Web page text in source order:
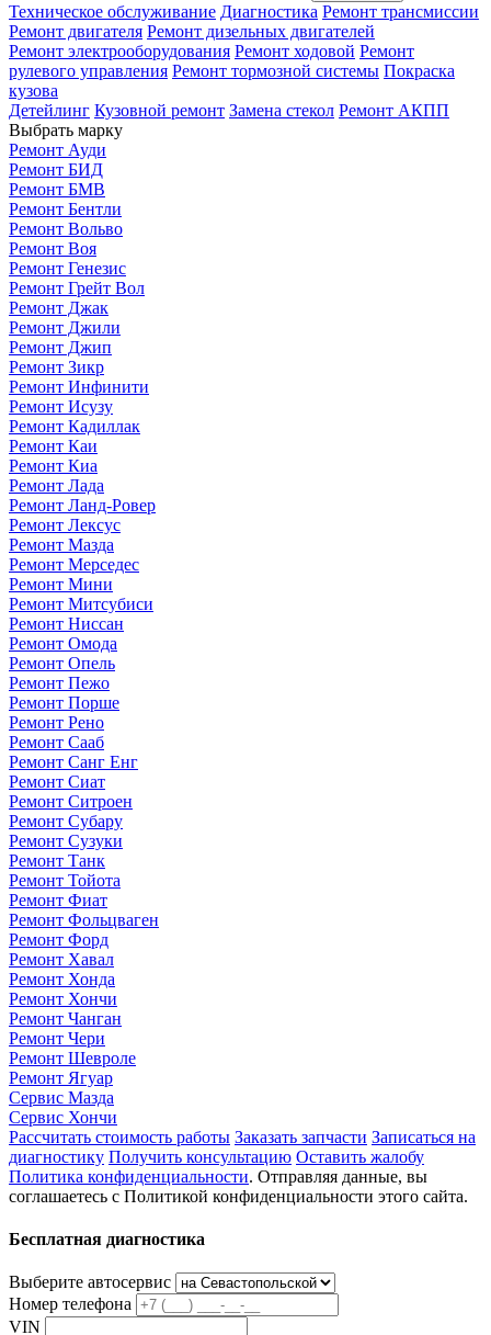
Техническое обслуживание Диагностика Ремонт трансмиссии
Ремонт двигателя Ремонт дизельных двигателей
Ремонт электрооборудования Ремонт ходовой Ремонт
рулевого управления Ремонт тормозной системы Покраска
кузова
Детейлинг Кузовной ремонт Замена стекол Ремонт АКПП
Выбрать марку
Ремонт Ауди
Ремонт БИД
Ремонт БМВ
Ремонт Бентли
Ремонт Вольво
Ремонт Воя
Ремонт Генезис
Ремонт Грейт Вол
Ремонт Джак
Ремонт Джили
Ремонт Джип
Ремонт Зикр
Ремонт Инфинити
Ремонт Исузу
Ремонт Кадиллак
Ремонт Каи
Ремонт Киа
Ремонт Лада
Ремонт Ланд-Ровер
Ремонт Лексус
Ремонт Мазда
Ремонт Мерседес
Ремонт Мини
Ремонт Митсубиси
Ремонт Ниссан
Ремонт Омода
Ремонт Опель
Ремонт Пежо
Ремонт Порше
Ремонт Рено
Ремонт Сааб
Ремонт Санг Енг
Ремонт Сиат
Ремонт Ситроен
Ремонт Субару
Ремонт Сузуки
Ремонт Танк
Ремонт Тойота
Ремонт Фиат
Ремонт Фольцваген
Ремонт Форд
Ремонт Хавал
Ремонт Хонда
Ремонт Хончи
Ремонт Чанган
Ремонт Чери
Ремонт Шевроле
Ремонт Ягуар
Сервис Мазда
Сервис Хончи
Рассчитать стоимость работы Заказать запчасти Записаться на
диагностику Получить консультацию Оставить жалобу
Политика конфиденциальности. Отправляя данные, вы
соглашаетесь с Политикой конфиденциальности этого сайта.
Бесплатная диагностика
Выберите автосервис
Номер телефона
VIN